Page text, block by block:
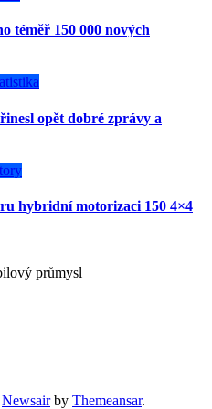
téměř 150 000 nových
opět dobré zprávy a
hybridní motorizaci 150 4×4
průmysl
Newsairby Themeansar.